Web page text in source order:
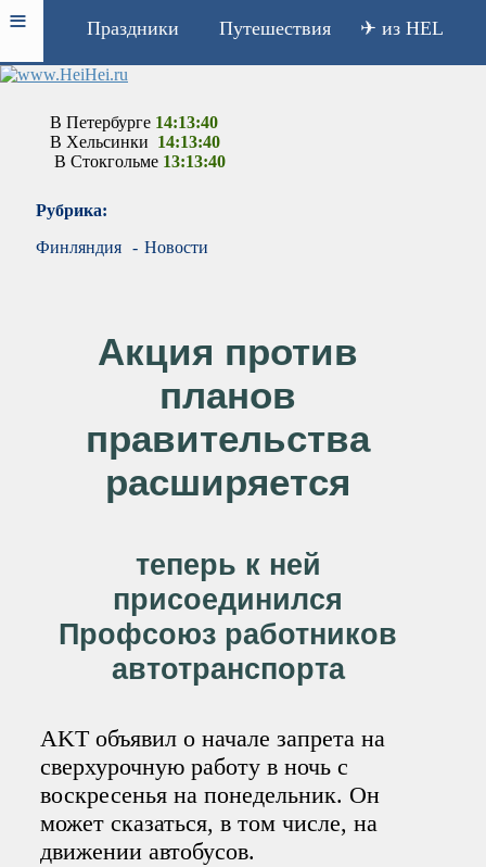
≡ Праздники Путешествия ✈ из HEL
В Петербурге 14:13:40
В Хельсинки 14:13:40
В Стокгольме 13:13:40
Рубрика:
Финляндия - Новости
Акция против
планов
правительства
расширяется
теперь к ней
присоединился
Профсоюз работников
автотранспорта
AKT объявил о начале запрета на
сверхурочную работу в ночь с
воскресенья на понедельник. Он
может сказаться, в том числе, на
движении автобусов.